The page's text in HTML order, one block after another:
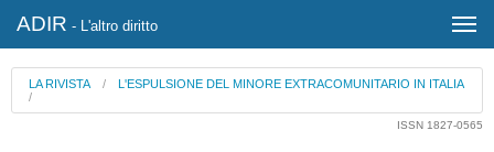
ADIR - L'altro diritto
LA RIVISTA / L'ESPULSIONE DEL MINORE EXTRACOMUNITARIO IN ITALIA
/
ISSN 1827-0565